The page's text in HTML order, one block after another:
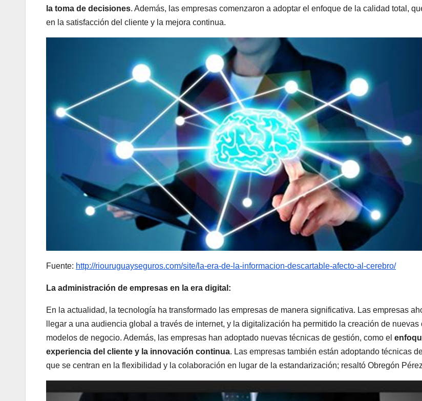
la toma de decisiones. Además, las empresas comenzaron a adoptar el enfoque de la calidad total,
en la satisfacción del cliente y la mejora continua.
Fuente: http://riouruguayseguros.com/site/la-era-de-la-informacion-descartable-afecto-al-cerebro/
La administración de empresas en la era digital:
En la actualidad, la tecnología ha transformado las empresas de manera significativa. Las empresas
llegar a una audiencia global a través de internet, y la digitalización ha permitido la creación de nuevas
modelos de negocio. Además, las empresas han adoptado nuevas técnicas de gestión, como el
experiencia del cliente y la innovación continua. Las empresas también están adoptando técnicas
que se centran en la flexibilidad y la colaboración en lugar de la estandarización; resaltó Obregón